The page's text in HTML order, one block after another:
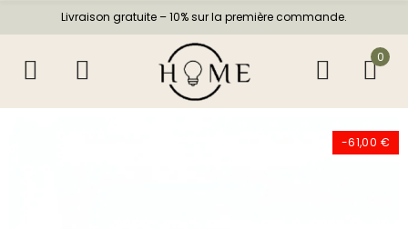
Livraison gratuite – 10% sur la première commande.
0
-61,00 €